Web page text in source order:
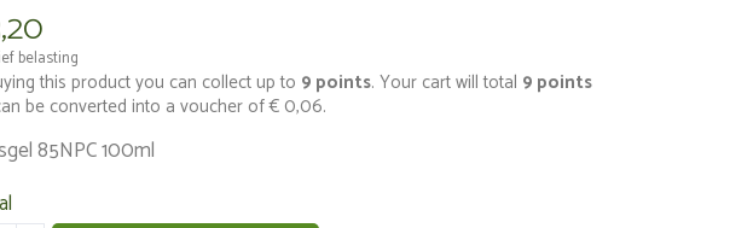
belasting
this product you can collect up to 9 points. Your cart will total 9 points
be converted into a voucher of€ 0,06.
85NPC 100ml